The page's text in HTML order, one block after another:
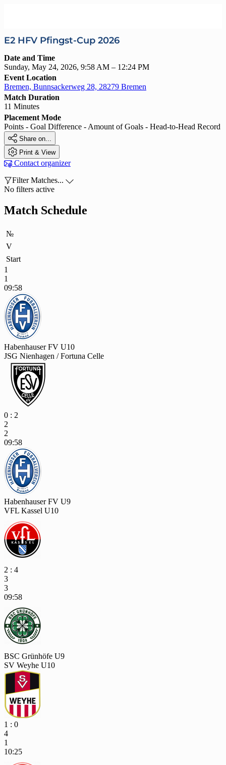
E2 HFV Pfingst-Cup 2026
Date and Time
Sunday, May 24, 2026, 9:58 AM – 12:24 PM
Event Location
Bremen, Bunnsackerweg 28, 28279 Bremen
Match Duration
11 Minutes
Placement Mode
Points - Goal Difference - Amount of Goals - Head-to-Head Record
 Share on...
 Print & View
 Contact organizer
Filter Matches... 
No filters active
Match Schedule
№
V
Start
1
1
09:58
Habenhauser FV U10
JSG Nienhagen / Fortuna Celle
0 : 2
2
2
09:58
Habenhauser FV U9
VFL Kassel U10
2 : 4
3
3
09:58
BSC Grünhöfe U9
SV Weyhe U10
1 : 0
4
1
10:25